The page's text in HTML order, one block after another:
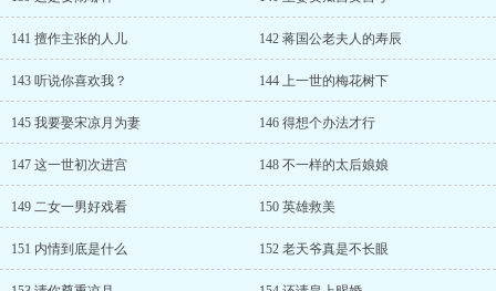
141 擅作主张的人儿 142 蒋国公老夫人的寿辰
143 听说你喜欢我？ 144 上一世的梅花树下
145 我要娶宋凉月为妻 146 得想个办法才行
147 这一世初次进宫 148 不一样的太后娘娘
149 二女一男好戏看 150 英雄救美
151 内情到底是什么 152 老天爷真是不长眼